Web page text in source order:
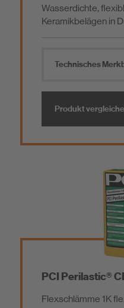
Wasserdichte,
Keramikbelägen in
Technisches
Produkt
PCI Perilastic®
Flexschlämme 1K